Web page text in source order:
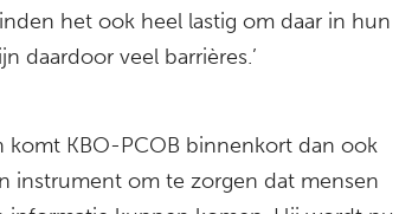
het ook heel lastig om daar in hun
daardoor veel barrières.’
komt KBO-PCOB binnenkort dan ook
instrument om te zorgen dat mensen